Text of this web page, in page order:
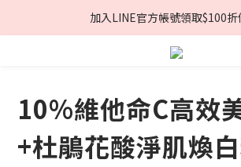
夏日美肌節🏖️輸入折扣碼現折
夏日美肌節🏖️輸入折扣碼現折
全館消費滿$980免運🚚
夏日美肌節🏖️輸入折扣碼現折
10%維他命C高效
+杜鵑花酸淨肌煥